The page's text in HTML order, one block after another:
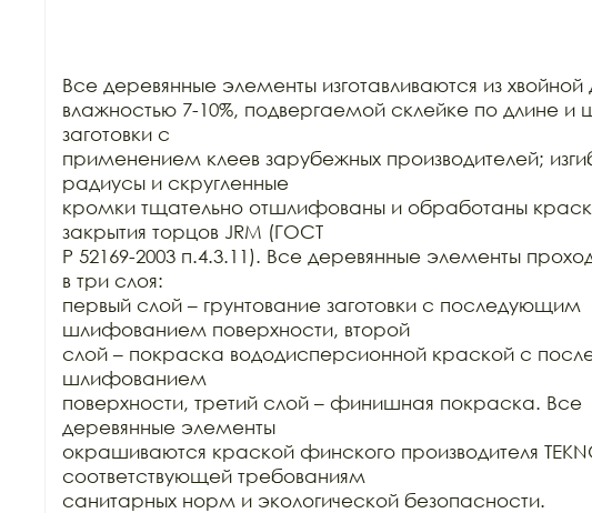
Все деревянные элементы изготавливаются из хвойной
влажностью 7-10%, подвергаемой склейке по длине и
заготовки с
применением клеев зарубежных производителей;
радиусы и скругленные
кромки тщательно отшлифованы и обработаны
закрытия торцов JRM (ГОСТ
Р 52169-2003 п.4.3.11). Все деревянные элементы
в три слоя:
первый слой – грунтование заготовки с последующим
шлифованием поверхности, второй
слой – покраска вододисперсионной краской с
шлифованием
поверхности, третий слой – финишная покраска. Все
деревянные элементы
окрашиваются краской финского производителя
соответствующей требованиям
санитарных норм и экологической безопасности.